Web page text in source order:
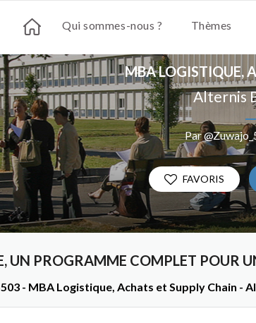
Qui sommes-nous ? Thèmes
MBA LOGISTIQUE,
Alternis
Par
FAVORIS
UN PROGRAMME COMPLET POUR
- MBA Logistique, Achats et Supply Chain -